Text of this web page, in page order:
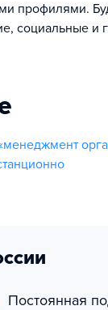
профилями.
социальные и
Постоянная